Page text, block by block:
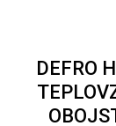
DEFRO